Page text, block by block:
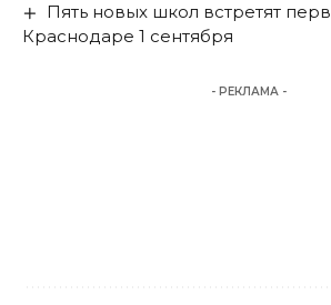
Пять новых школ встретят
Краснодаре 1 сентября
- РЕКЛАМА -